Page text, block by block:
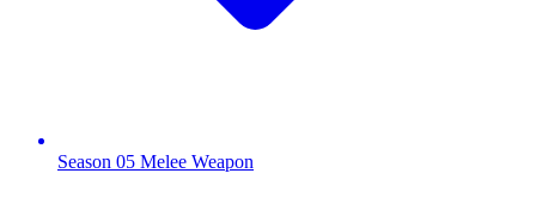
Season 05 Melee Weapon